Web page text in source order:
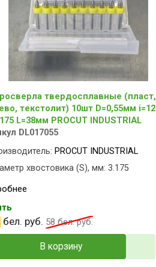
твердосплавные (пласт,
текстолит) 10шт D=0,55мм i=12
L=38мм PROCUT INDUSTRIAL
DL017055
PROCUT INDUSTRIAL
хвостовика (S), мм: 3.175
бел. руб. 58бел. руб.
В корзину